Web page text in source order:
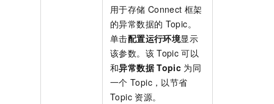
用于存储 Connect 框架
的异常数据的 Topic。
单击配置运行环境显示
该参数。该 Topic 可以
和异常数据 Topic 为同
一个 Topic，以节省
Topic 资源。